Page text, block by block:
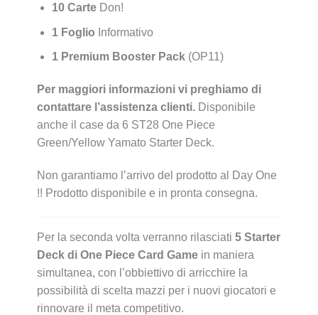
10 CarteDon!
1 Foglio Informativo
1 Premium Booster Pack(OP11)
Per maggiori informazioni vi preghiamo di
contattare l’assistenza clienti. Disponibile
anche il case da 6 ST28 One Piece
Green/Yellow Yamato Starter Deck.
Non garantiamo l’arrivo del prodotto al Day One
!! Prodotto disponibile e in pronta consegna.
Per la seconda volta verranno rilasciati 5 Starter
Deck di One Piece Card Gamein maniera
simultanea, con l’obbiettivo di arricchire la
possibilità di scelta mazzi per i nuovi giocatori e
rinnovare il meta competitivo.